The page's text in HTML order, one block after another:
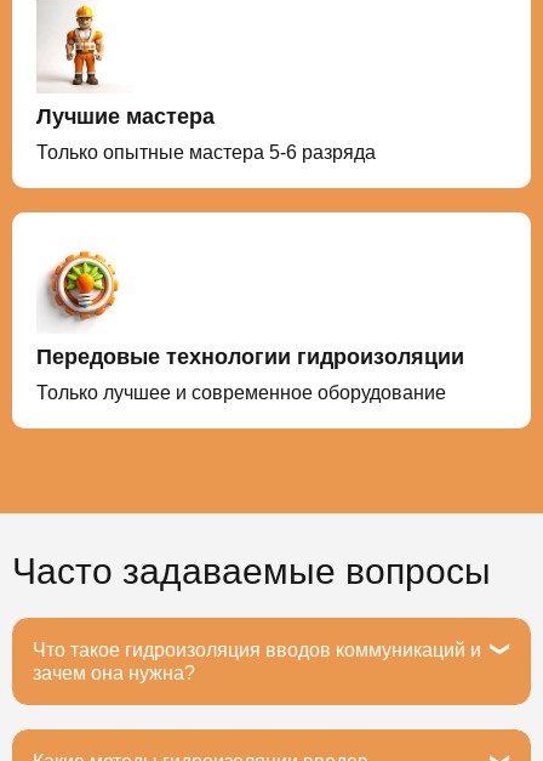
Лучшие мастера
Только опытные мастера 5-6 разряда
Передовые технологии гидроизоляции
Только лучшее и современное оборудование
Часто задаваемые вопросы
Что такое гидроизоляция вводов коммуникаций и
зачем она нужна?